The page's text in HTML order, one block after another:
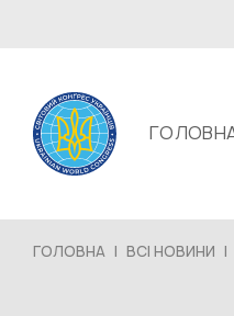
ГОЛОВНА | ВСІ НОВИНИ |